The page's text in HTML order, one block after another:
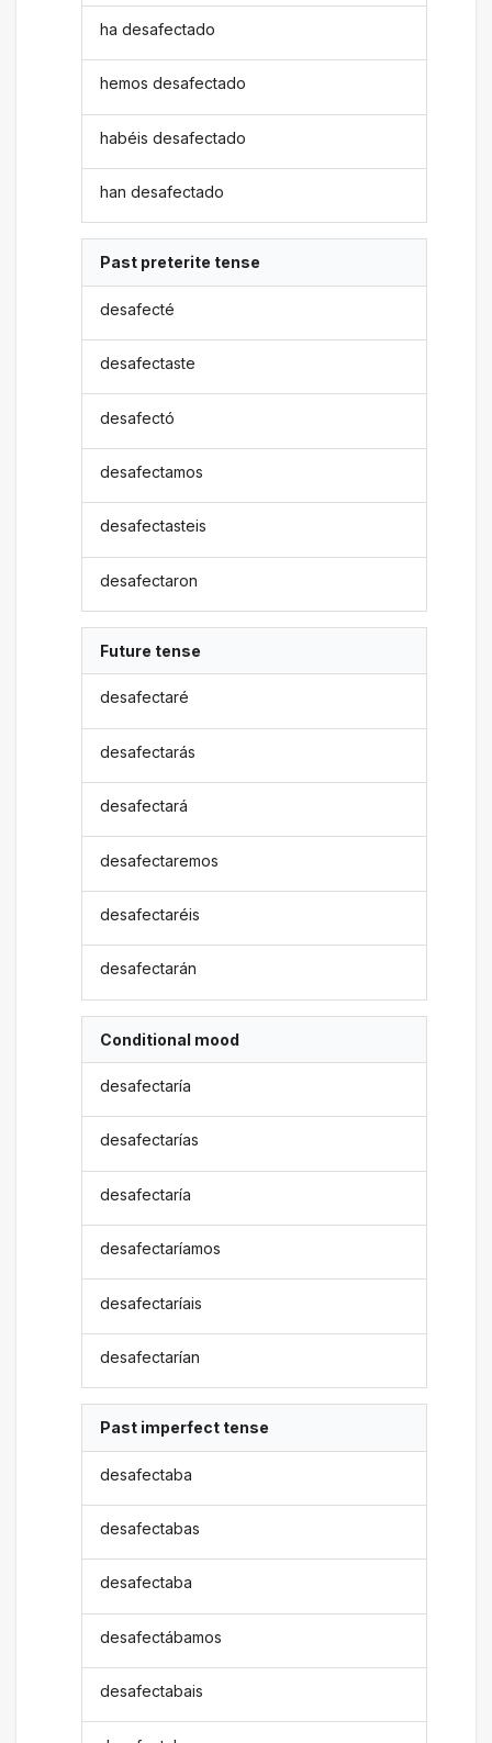
ha desafectado
hemos desafectado
habéis desafectado
han desafectado
Past preterite tense
desafecté
desafectaste
desafectó
desafectamos
desafectasteis
desafectaron
Future tense
desafectaré
desafectarás
desafectará
desafectaremos
desafectaréis
desafectarán
Conditional mood
desafectaría
desafectarías
desafectaría
desafectaríamos
desafectaríais
desafectarían
Past imperfect tense
desafectaba
desafectabas
desafectaba
desafectábamos
desafectabais